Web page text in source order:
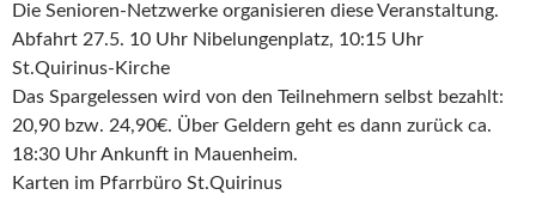
Die Senioren-Netzwerke organisieren diese Veranstaltung.
Abfahrt 27.5. 10 Uhr Nibelungenplatz, 10:15 Uhr
St.Quirinus-Kirche
Das Spargelessen wird von den Teilnehmern selbst bezahlt:
20,90 bzw. 24,90€. Über Geldern geht es dann zurück ca.
18:30 Uhr Ankunft in Mauenheim.
Karten im Pfarrbüro St.Quirinus